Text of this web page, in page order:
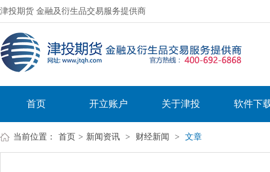
津投期货 金融及衍生品交易服务提供商
首页 开立账户 关于津投 软件下
当前位置： 首页 > 新闻资讯 > 财经新闻 > 文章